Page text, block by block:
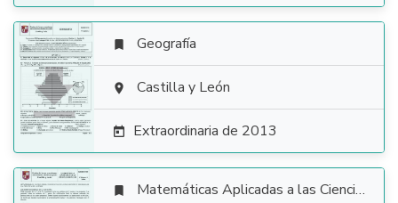

 Geografía
 Castilla y León
 Extraordinaria de 2013
 Matemáticas Aplicadas a las Ciencias Sociales